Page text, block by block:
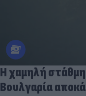
Η χαμηλή
Βουλγαρία